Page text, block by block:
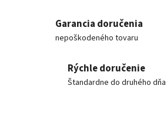
Garancia doručenia
nepoškodeného tovaru
Rýchle doručenie
Štandardne do druhého dňa